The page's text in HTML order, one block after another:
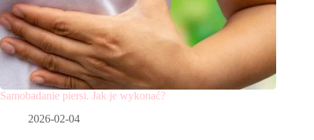
Samobadanie piersi. Jak je wykonać?
2026-02-04